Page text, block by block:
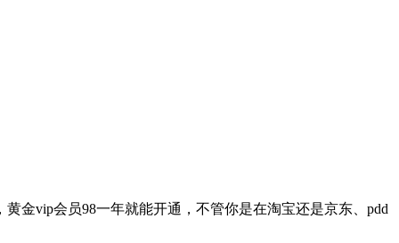
金vip会员98一年就能开通，不管你是在淘宝还是京东、pdd